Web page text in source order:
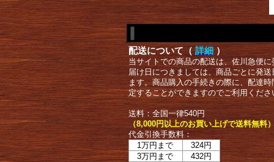
配送について（ 詳細 ）
当サイトでの商品の配送は、佐川急便
届け日につきましては、商品ごとに発
ます。商品購入の手続きの際に、配達
定することができますのでご利用くださ
送料：全国一律540円
（8,000円以上のお買い上げで送料無料
代金引換手数料：
1万円まで
324円
3万円まで
432円